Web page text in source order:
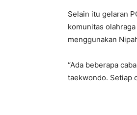
Selain itu gelaran
komunitas olahraga
menggunakan
“Ada beberapa
taekwondo. Setiap